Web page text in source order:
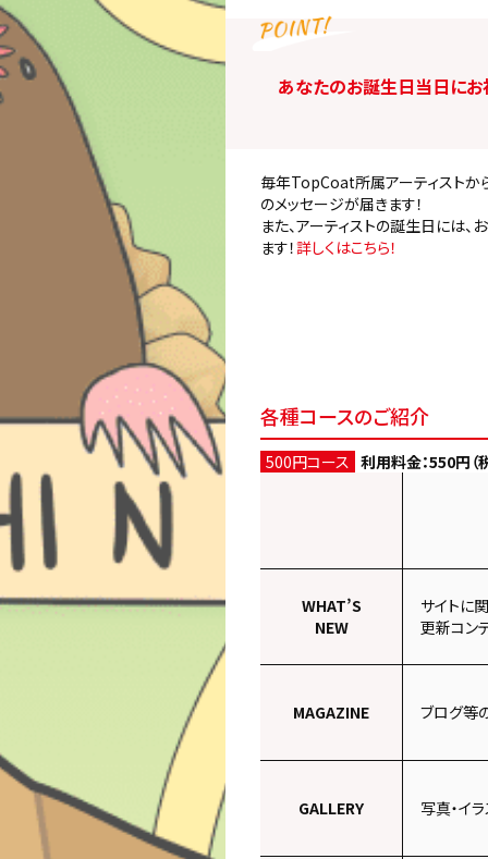
あなたのお誕生日当日にお
毎年TopCoat所属アーティストか
のメッセージが届きます！
また、アーティストの誕生日には
ます！詳しくはこちら！
各種コースのご紹介
500円コース 利用料金：550円（
WHAT’S
NEW
サイトに
更新コン
MAGAZINE ブログ等
GALLERY 写真・イ